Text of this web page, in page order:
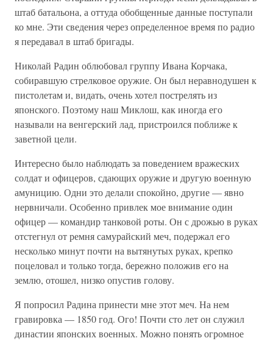
штаб батальона, а оттуда обобщенные данные поступали
ко мне. Эти сведения через определенное время по радио
я передавал в штаб бригады.
Николай Радин облюбовал группу Ивана Корчака,
собиравшую стрелковое оружие. Он был неравнодушен к
пистолетам и, видать, очень хотел пострелять из
японского. Поэтому наш Миклош, как иногда его
называли на венгерский лад, пристроился поближе к
заветной цели.
Интересно было наблюдать за поведением вражеских
солдат и офицеров, сдающих оружие и другую военную
амуницию. Одни это делали спокойно, другие — явно
нервничали. Особенно привлек мое внимание один
офицер — командир танковой роты. Он с дрожью в руках
отстегнул от ремня самурайский меч, подержал его
несколько минут почти на вытянутых руках, крепко
поцеловал и только тогда, бережно положив его на
землю, отошел, низко опустив голову.
Я попросил Радина принести мне этот меч. На нем
гравировка — 1850 год. Ого! Почти сто лет он служил
династии японских военных. Можно понять огромное